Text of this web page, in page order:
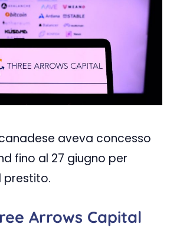
canadese aveva concesso
fino al 27 giugno per
prestito.
Arrows Capital